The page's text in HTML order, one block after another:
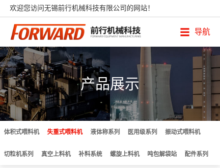
欢迎您访问无锡前行机械科技有限公司的网站！
导航
产品展示
体积式喂料机 失重式喂料机 液体称系列 医用级系列 振动式喂料机
切粒机系列 真空上料机 补料系统 螺旋上料机 吨包解袋站 配件系列